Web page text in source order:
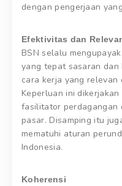
dengan pengerjaan
Efektivitas dan
BSN selalu
yang tepat sasaran
cara kerja yang relevan
Keperluan ini
fasilitator perdagangan
pasar. Disamping itu
mematuhi aturan
Indonesia.
Koherensi